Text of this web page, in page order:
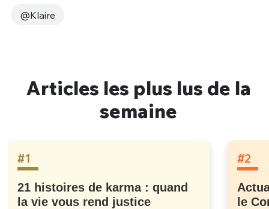
@Klaire
Articles les plus lus de la
semaine
#1
21 histoires de karma : quand
la vie vous rend justice
#2
le